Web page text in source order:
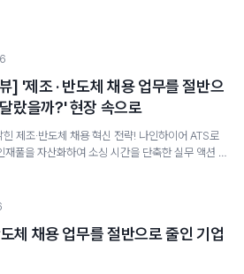
] '제조 · 반도체 채용 업무를 절반으
랐을까?' 현장 속으로
제조·반도체 채용 혁신 전략! 나인하이어 ATS로
풀을 자산화하여 소싱 시간을 단축한 실무 액션 아
체 채용 업무를 절반으로 줄인 기업